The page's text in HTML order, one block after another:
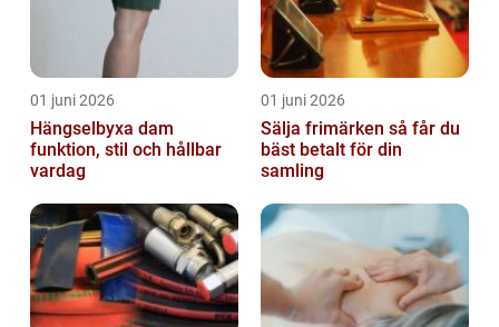
01 juni 2026
Hängselbyxa dam
funktion, stil och hållbar
vardag
01 juni 2026
Sälja frimärken så får du
bäst betalt för din
samling